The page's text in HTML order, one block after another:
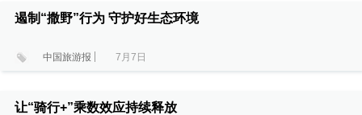
遏制“撒野”行为 守护好生态环境
中国旅游报 7月7日
让“骑行+”乘数效应持续释放